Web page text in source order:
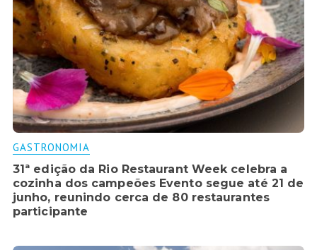
GASTRONOMIA
31ª edição da Rio Restaurant Week celebra a
cozinha dos campeões Evento segue até 21 de
junho, reunindo cerca de 80 restaurantes
participante